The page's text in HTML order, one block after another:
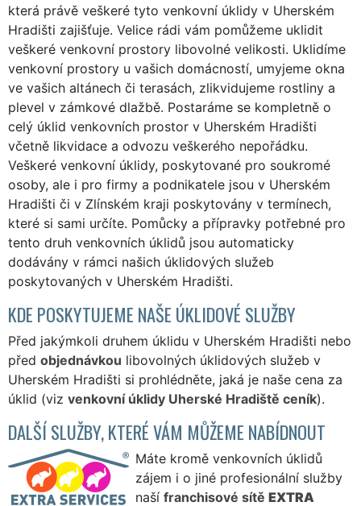
která právě veškeré tyto venkovní úklidy v Uherském
Hradišti zajišťuje. Velice rádi vám pomůžeme uklidit
veškeré venkovní prostory libovolné velikosti. Uklidíme
venkovní prostory u vašich domácností, umyjeme okna
ve vašich altánech či terasách, zlikvidujeme rostliny a
plevel v zámkové dlažbě. Postaráme se kompletně o
celý úklid venkovních prostor v Uherském Hradišti
včetně likvidace a odvozu veškerého nepořádku.
Veškeré venkovní úklidy, poskytované pro soukromé
osoby, ale i pro firmy a podnikatele jsou v Uherském
Hradišti či v Zlínském kraji poskytovány v termínech,
které si sami určíte. Pomůcky a přípravky potřebné pro
tento druh venkovních úklidů jsou automaticky
dodávány v rámci našich úklidových služeb
poskytovaných v Uherském Hradišti.
KDE POSKYTUJEME NAŠE ÚKLIDOVÉ SLUŽBY
Před jakýmkoli druhem úklidu v Uherském Hradišti nebo
před objednávkou libovolných úklidových služeb v
Uherském Hradišti si prohlédněte, jaká je naše cena za
úklid (viz venkovní úklidy Uherské Hradiště ceník).
DALŠÍ SLUŽBY, KTERÉ VÁM MŮŽEME NABÍDNOUT
Máte kromě venkovních úklidů
zájem i o jiné profesionální služby
naší franchisové sítě EXTRA